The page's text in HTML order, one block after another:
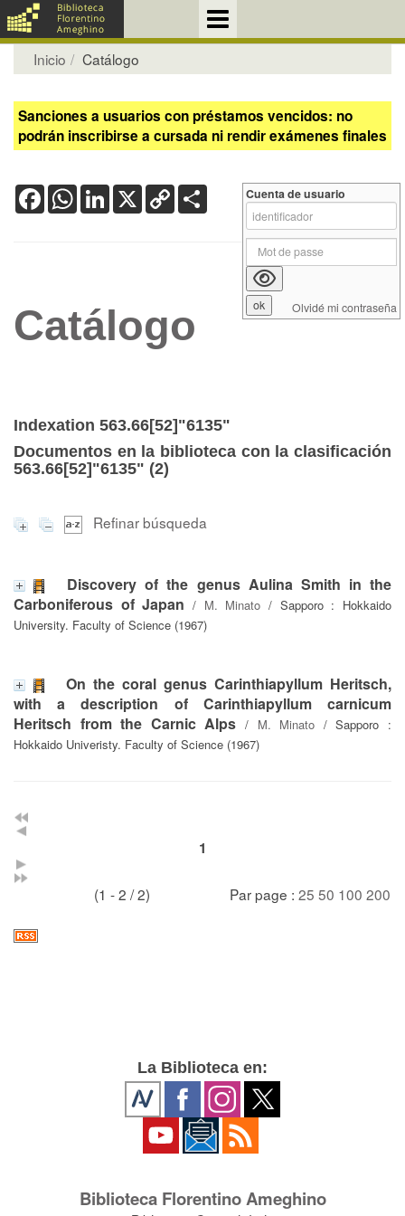
Inicio Catálogo
Sanciones a usuarios con préstamos vencidos: no
podrán inscribirse a cursada ni rendir exámenes finales
FacebookWhatsApp
LinkedIn
X Copy
Link
Catálogo
Indexation 563.66[52]"6135"
Documentos en la biblioteca con la clasificación
563.66[52]"6135" (2)
Refinar búsqueda
Discovery of the genus Aulina Smith in the
Carboniferous of Japan / M. Minato / Sapporo : Hokkaido
University. Faculty of Science (1967)
On the coral genus Carinthiapyllum Heritsch,
with a description of Carinthiapyllum carnicum
Heritsch from the Carnic Alps / M. Minato / Sapporo :
Hokkaido Univeristy. Faculty of Science (1967)
1
(1 - 2 / 2) Par page : 25 50 100 200
Cuenta de usuario
Olvidé mi contraseña
La Biblioteca en:
Biblioteca Florentino Ameghino